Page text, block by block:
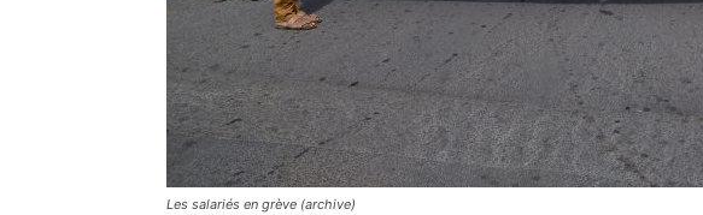
Les salariés en grève (archive)